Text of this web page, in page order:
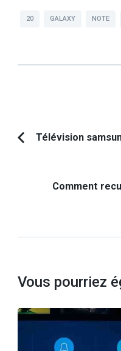
20 GALAXY NOTE
Navigation
Article
Télévision
Comment
Vous pourriez